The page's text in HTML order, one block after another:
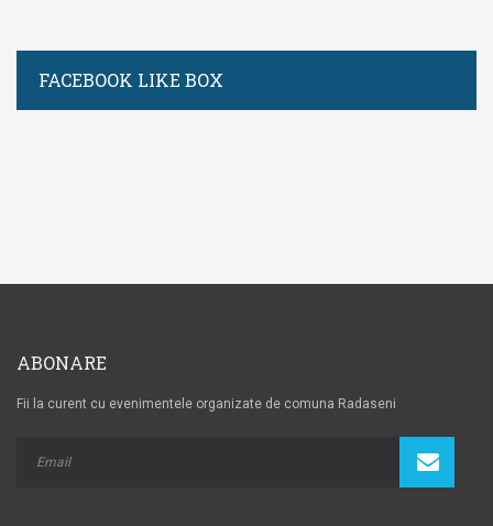
FACEBOOK LIKE BOX
ABONARE
Fii la curent cu evenimentele organizate de comuna Radaseni